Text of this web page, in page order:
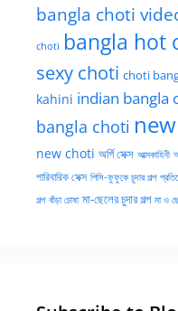
bangla choti
choti bangla hot
sexy choti choti
kahini indian bangla
bangla choti
new choti অর্গি সেক্স আত্মকাহিনী
পারিবারিক সেক্স পিসি-ফুফুকে চুদার গল্প
গল্প বাঁড়া চোষা মা-ছেলের চুদার গল্প মা ও